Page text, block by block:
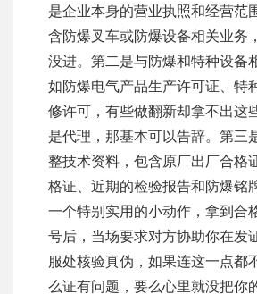
是企业本身的营业执照和经营范
含防爆叉车或防爆设备相关业务
没进。第二是与防爆和特种设备
如防爆电气产品生产许可证、特
修许可，有些做翻新却拿不出这
是代理，那基本可以告辞。第三
整技术资料，包含原厂出厂合格
格证、近期的检验报告和防爆铭
一个特别实用的小动作，拿到合
号后，当场要求对方协助你在发
服处核验真伪，如果连这一点都
么证有问题，要么心里就没把你